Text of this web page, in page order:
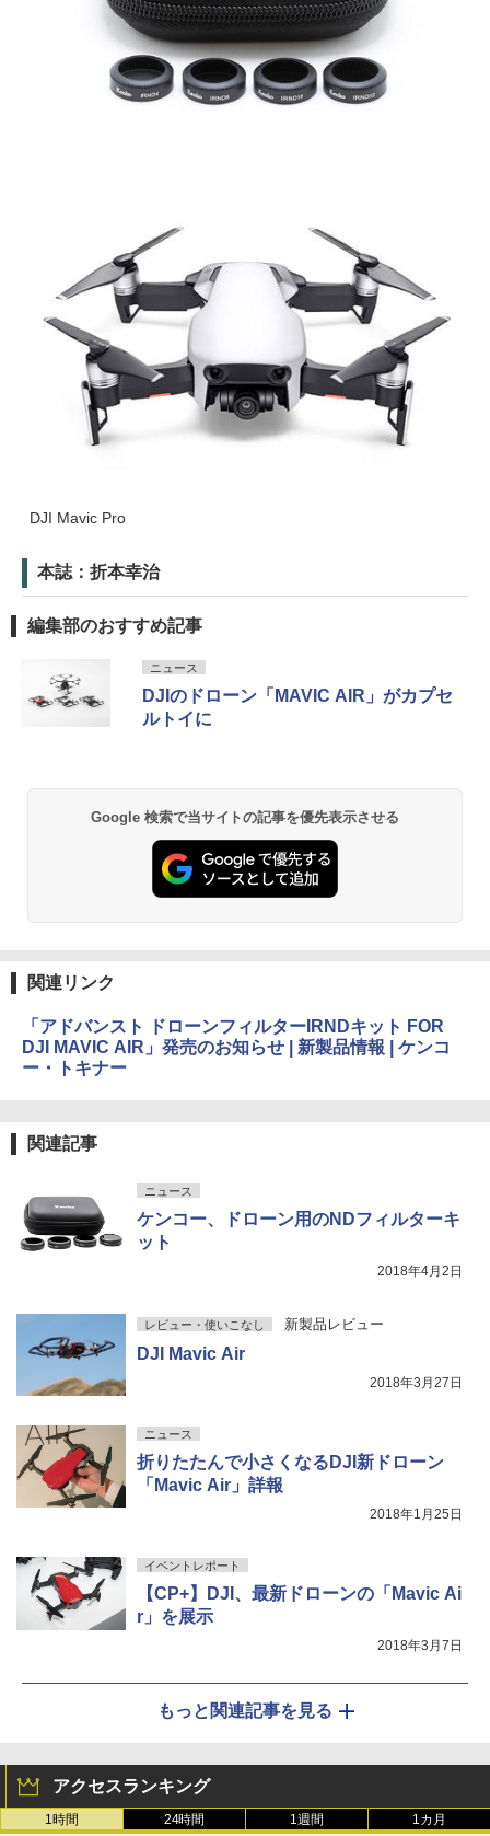
DJI Mavic Pro
本誌：折本幸治
編集部のおすすめ記事
ニュース
DJIのドローン「MAVIC AIR」がカプセ
ルトイに
Google 検索で当サイトの記事を優先表示させる
関連リンク
「アドバンスト ドローンフィルターIRNDキット FOR
DJI MAVIC AIR」発売のお知らせ | 新製品情報 | ケンコ
ー・トキナー
関連記事
ニュース
ケンコー、ドローン用のNDフィルターキ
ット
2018年4月2日
レビュー・使いこなし 新製品レビュー
DJI Mavic Air
2018年3月27日
ニュース
折りたたんで小さくなるDJI新ドローン
「Mavic Air」詳報
2018年1月25日
イベントレポート
【CP+】DJI、最新ドローンの「Mavic Ai
r」を展示
2018年3月7日
もっと関連記事を見る
アクセスランキング
1時間 24時間 1週間 1カ月